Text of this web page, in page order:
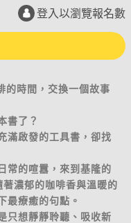
登入以瀏覽報名數
的時間，交換一個故事
書了？
滿啟發的工具書，卻找
常的喧囂，來到基隆的
濃郁的咖啡香與溫暖的
最療癒的句點。
只想靜靜聆聽、吸收新